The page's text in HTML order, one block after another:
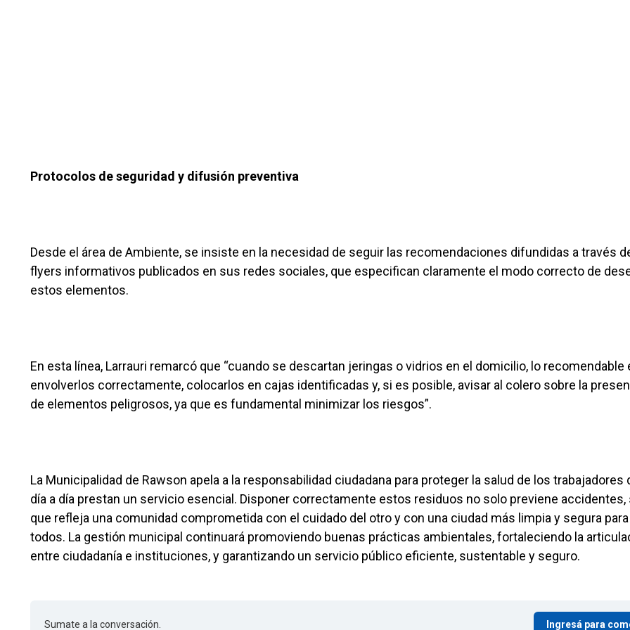
Protocolos de seguridad y difusión preventiva
Desde el área de Ambiente, se insiste en la necesidad de seguir las recomendaciones difundidas a través
flyers informativos publicados en sus redes sociales, que especifican claramente el modo correcto de
estos elementos.
En esta línea, Larrauri remarcó que “cuando se descartan jeringas o vidrios en el domicilio, lo recomendable
envolverlos correctamente, colocarlos en cajas identificadas y, si es posible, avisar al colero sobre la
de elementos peligrosos, ya que es fundamental minimizar los riesgos”.
La Municipalidad de Rawson apela a la responsabilidad ciudadana para proteger la salud de los trabajadores
día a día prestan un servicio esencial. Disponer correctamente estos residuos no solo previene accidentes,
que refleja una comunidad comprometida con el cuidado del otro y con una ciudad más limpia y segura para
todos. La gestión municipal continuará promoviendo buenas prácticas ambientales, fortaleciendo la
entre ciudadanía e instituciones, y garantizando un servicio público eficiente, sustentable y seguro.
Sumate a la conversación. Ingresá para